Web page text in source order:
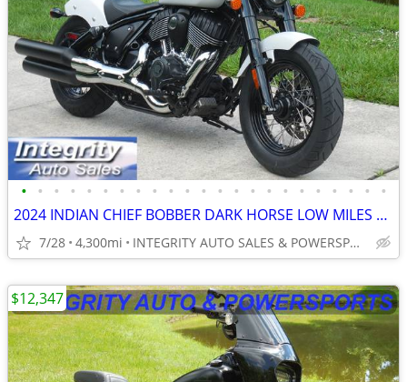
• • • • • • • • • • • • • • • • • • • • • • •
2024 INDIAN CHIEF BOBBER DARK HORSE LOW MILES FLAWLESS NO BS FEES
7/28 4,300mi INTEGRITY AUTO SALES & POWERSPORTS
$12,347